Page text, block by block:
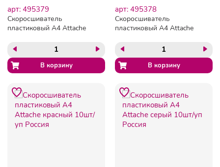
арт: 495379
Скоросшиватель
пластиковый A4 Attache
арт: 495378
Скоросшиватель
пластиковый A4 Attache